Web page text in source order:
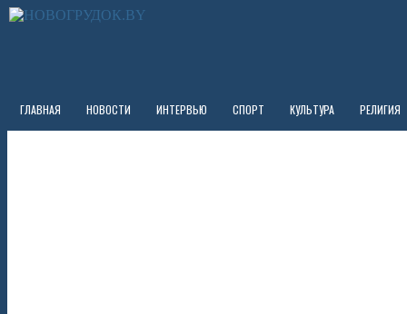
ГЛАВНАЯ НОВОСТИ ИНТЕРВЬЮ СПОРТ КУЛЬТУРА РЕЛИГИЯ